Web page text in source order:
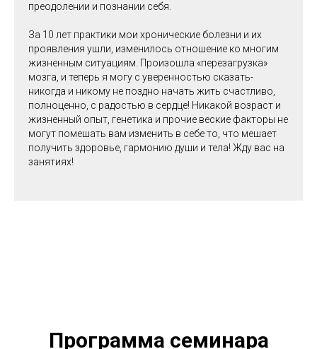
преодолении и познании себя.
За 10 лет практики мои хронические болезни и их
проявления ушли, изменилось отношение ко многим
жизненным ситуациям. Произошла «перезагрузка»
мозга, и теперь я могу с уверенностью сказать-
никогда и никому не поздно начать жить счастливо,
полноценно, с радостью в сердце! Никакой возраст и
жизненный опыт, генетика и прочие веские факторы не
могут помешать вам изменить в себе то, что мешает
получить здоровье, гармонию души и тела! Жду вас на
занятиях!
Программа семинара